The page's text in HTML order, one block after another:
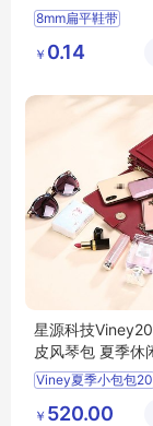
运动休闲鞋
8mm扁平鞋带
￥ 0.14
星源科技
皮风琴包 夏季休
女包SC137
Viney夏季小包包20
￥ 520.00